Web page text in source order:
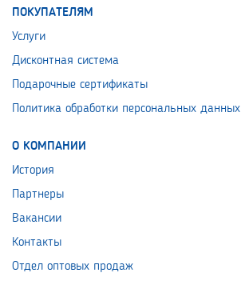
ПОКУПАТЕЛЯМ
Услуги
Дисконтная система
Подарочные сертификаты
Политика обработки персональных данных
О КОМПАНИИ
История
Партнеры
Вакансии
Контакты
Отдел оптовых продаж